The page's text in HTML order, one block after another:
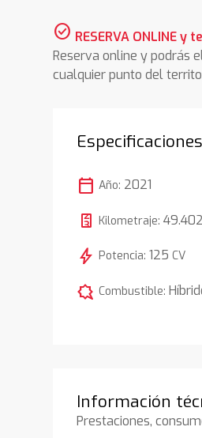
check_circle RESERVA ONLINE y
Reserva online y podrás
cualquier punto del
Especificaciones
calendar_today Año: 2021
Kilometraje:49.402
bolt Potencia:125 CV
comic_bubble Combustible:
Información
Prestaciones,